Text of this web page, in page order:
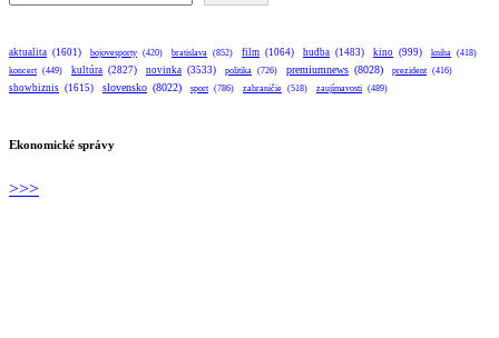
aktualita (1601) bojovesporty (420) bratislava (852) film (1064) hudba (1483) kino (999) kniha (418)
koncert (449) kultúra (2827) novinka (3533) politika (726) premiumnews (8028) prezident (416)
showbiznis (1615) slovensko (8022) sport (786) zahraničie (518) zaujímavosti (489)
Ekonomické správy
>>>